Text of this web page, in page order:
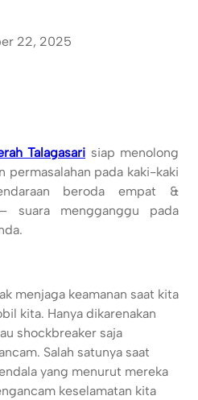
22, 2025
Talagasari siap menolong
permasalahan pada kaki-kaki
beroda empat &
suara mengganggu pada
menjaga keamanan saat kita
kita. Hanya dikarenakan
shockbreaker saja
Salah satunya saat
yang menurut mereka
keselamatan kita